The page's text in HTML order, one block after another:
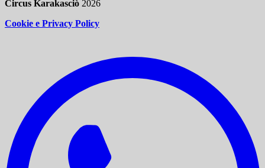
Circus Karakasciò 2026
Cookie e Privacy Policy